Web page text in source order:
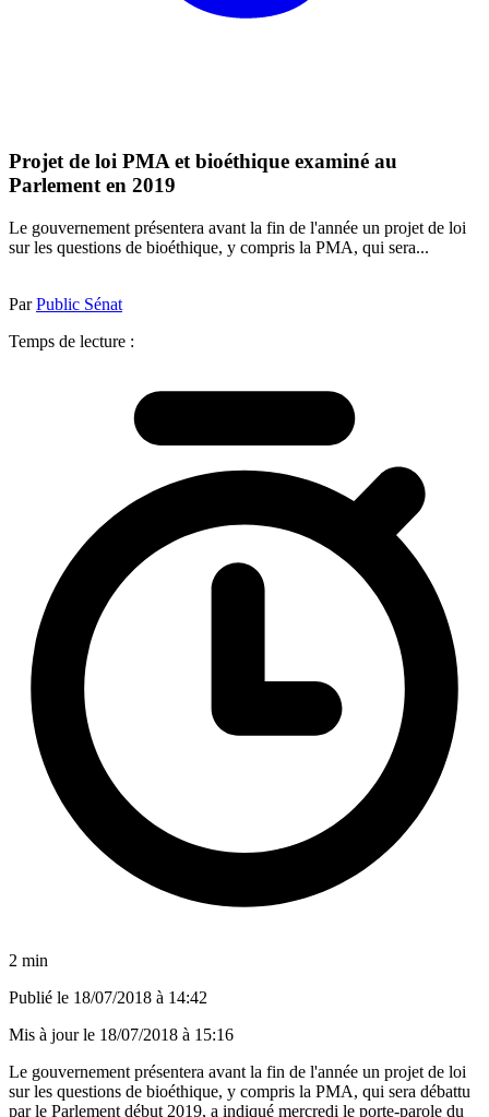
Projet de loi PMA et bioéthique examiné au
Parlement en 2019
Le gouvernement présentera avant la fin de l'année un projet de loi
sur les questions de bioéthique, y compris la PMA, qui sera...
ParPublic Sénat
Temps de lecture :
2 min
Publié le 18/07/2018 à 14:42
Mis à jour le 18/07/2018 à 15:16
Le gouvernement présentera avant la fin de l'année un projet de loi
sur les questions de bioéthique, y compris la PMA, qui sera débattu
par le Parlement début 2019, a indiqué mercredi le porte-parole du